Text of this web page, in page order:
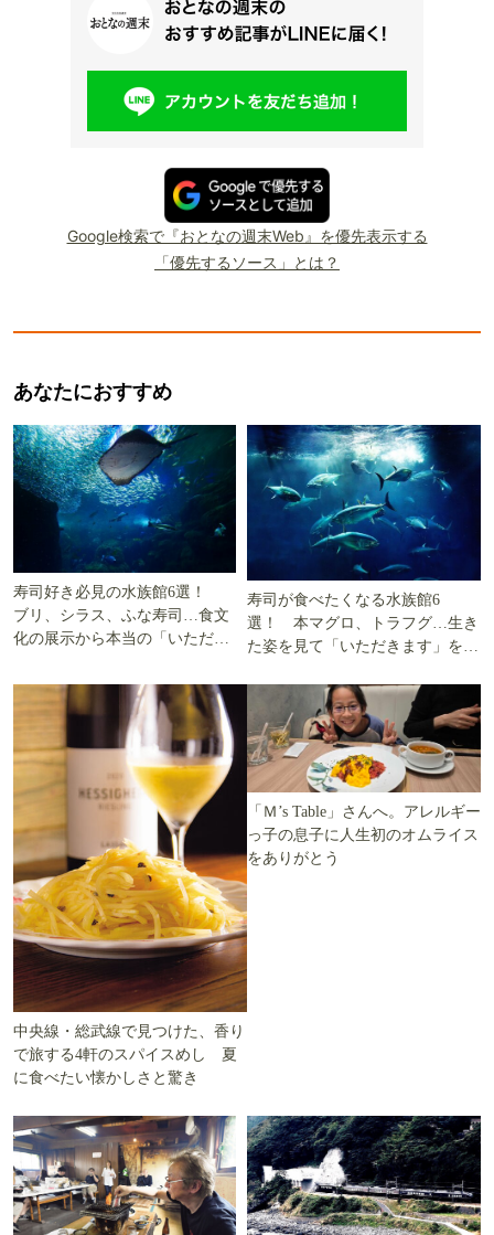
Google検索で『おとなの週末Web』を優先表示する
「優先するソース」とは？
あなたにおすすめ
寿司好き必見の水族館6選！
ブリ、シラス、ふな寿司…食文
化の展示から本当の「いただき
寿司が食べたくなる水族館6
選！ 本マグロ、トラフグ…生き
た姿を見て「いただきます」を考
中央線・総武線で見つけた、香り
で旅する4軒のスパイスめし 夏
に食べたい懐かしさと驚き
「Ｍ’s Table」さんへ。アレルギー
っ子の息子に人生初のオムライス
をありがとう